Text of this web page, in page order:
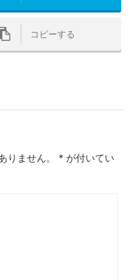
コピーする
りません。 * が付いてい